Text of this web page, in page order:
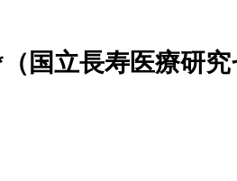
国立長寿医療研